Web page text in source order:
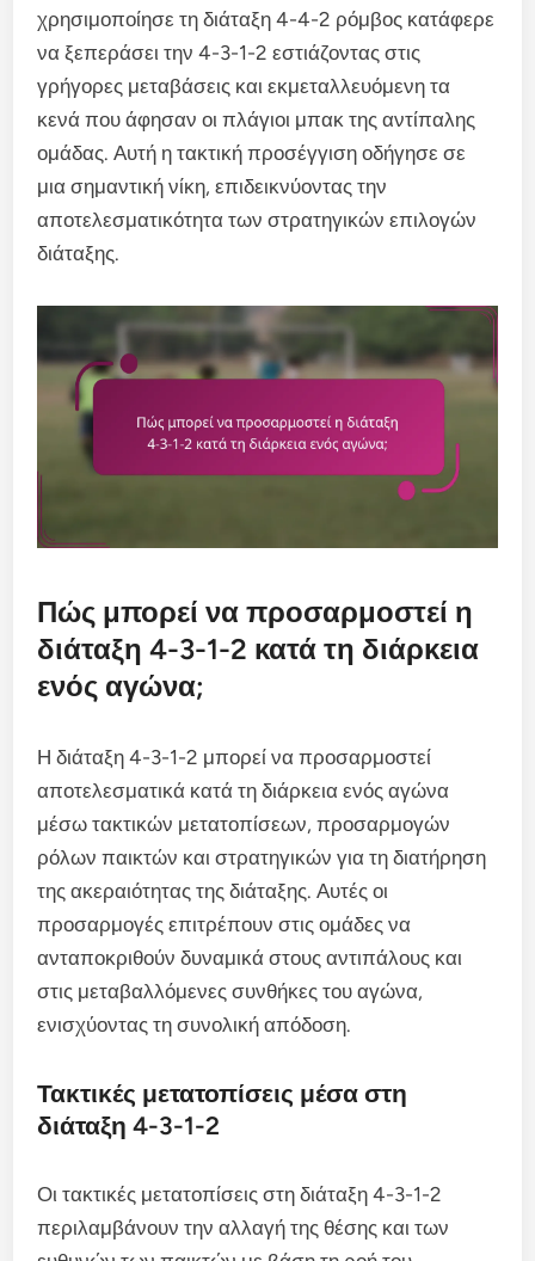
χρησιμοποίησε τη διάταξη 4-4-2 ρόμβος κατάφερε
να ξεπεράσει την 4-3-1-2 εστιάζοντας στις
γρήγορες μεταβάσεις και εκμεταλλευόμενη τα
κενά που άφησαν οι πλάγιοι μπακ της αντίπαλης
ομάδας. Αυτή η τακτική προσέγγιση οδήγησε σε
μια σημαντική νίκη, επιδεικνύοντας την
αποτελεσματικότητα των στρατηγικών επιλογών
διάταξης.
Πώς μπορεί να προσαρμοστεί η
διάταξη 4-3-1-2 κατά τη διάρκεια
ενός αγώνα;
Η διάταξη 4-3-1-2 μπορεί να προσαρμοστεί
αποτελεσματικά κατά τη διάρκεια ενός αγώνα
μέσω τακτικών μετατοπίσεων, προσαρμογών
ρόλων παικτών και στρατηγικών για τη διατήρηση
της ακεραιότητας της διάταξης. Αυτές οι
προσαρμογές επιτρέπουν στις ομάδες να
ανταποκριθούν δυναμικά στους αντιπάλους και
στις μεταβαλλόμενες συνθήκες του αγώνα,
ενισχύοντας τη συνολική απόδοση.
Τακτικές μετατοπίσεις μέσα στη
διάταξη 4-3-1-2
Οι τακτικές μετατοπίσεις στη διάταξη 4-3-1-2
περιλαμβάνουν την αλλαγή της θέσης και των